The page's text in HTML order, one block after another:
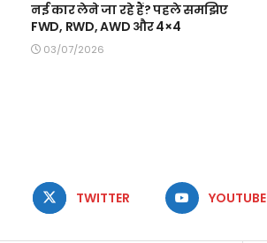
नई कार लेने जा रहे हैं? पहले समझिए
FWD, RWD, AWD और 4×4
03/07/2026
TWITTER YOUTUBE